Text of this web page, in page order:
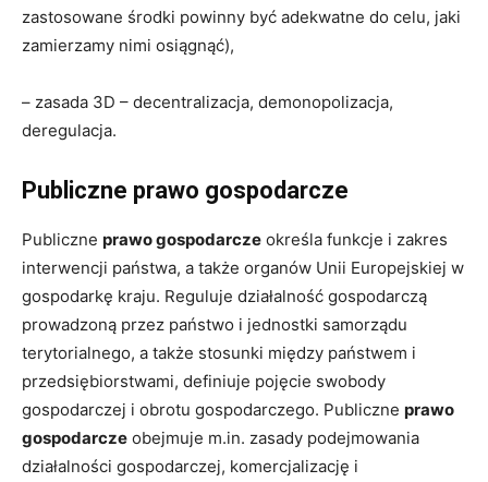
zastosowane środki powinny być adekwatne do celu, jaki
zamierzamy nimi osiągnąć),
– zasada 3D – decentralizacja, demonopolizacja,
deregulacja.
Publiczne prawo gospodarcze
Publiczne prawo gospodarcze określa funkcje i zakres
interwencji państwa, a także organów Unii Europejskiej w
gospodarkę kraju. Reguluje działalność gospodarczą
prowadzoną przez państwo i jednostki samorządu
terytorialnego, a także stosunki między państwem i
przedsiębiorstwami, definiuje pojęcie swobody
gospodarczej i obrotu gospodarczego. Publiczne prawo
gospodarcze obejmuje m.in. zasady podejmowania
działalności gospodarczej, komercjalizację i